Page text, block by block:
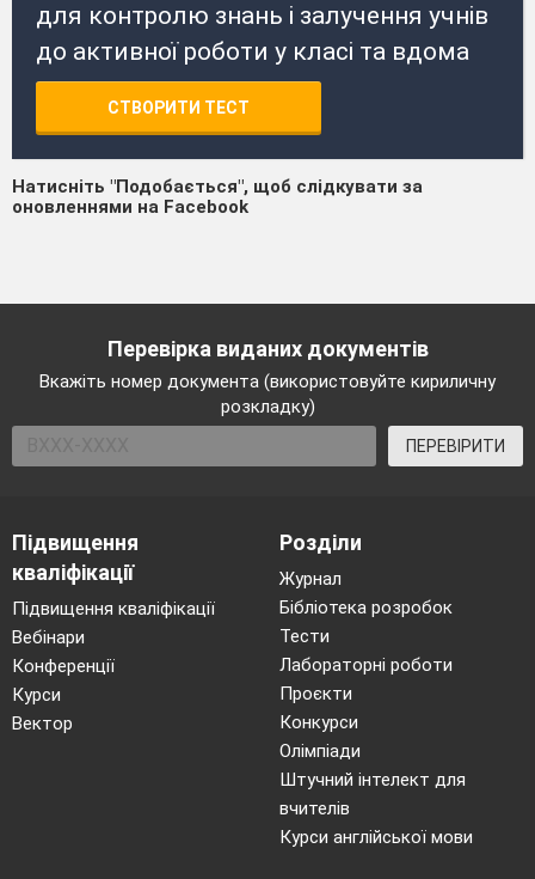
для контролю знань і залучення учнів
до активної роботи у класі та вдома
СТВОРИТИ ТЕСТ
Натисніть "Подобається", щоб слідкувати за
оновленнями на Facebook
Перевірка виданих документів
Вкажіть номер документа (використовуйте кириличну
розкладку)
ПЕРЕВІРИТИ
Підвищення
кваліфікації
Підвищення кваліфікації
Вебінари
Конференції
Курси
Вектор
Розділи
Журнал
Бібліотека розробок
Тести
Лабораторні роботи
Проєкти
Конкурси
Олімпіади
Штучний інтелект для
вчителів
Курси англійської мови